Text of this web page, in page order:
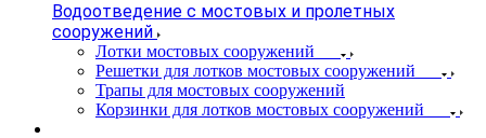
Водоотведение с мостовых и пролетных
сооружений
Лотки мостовых сооружений
Решетки для лотков мостовых сооружений
Трапы для мостовых сооружений
Корзинки для лотков мостовых сооружений